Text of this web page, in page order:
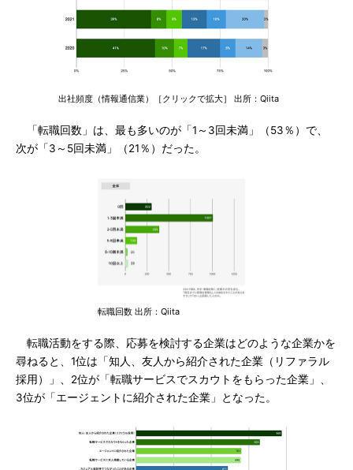
出社頻度（情報通信業）［クリックで拡大］ 出所：Qiita
「転職回数」は、最も多いのが「1～3回未満」（53％）で、
次が「3～5回未満」（21％）だった。
転職回数 出所：Qiita
転職活動をする際、応募を検討する企業はどのような企業かを
尋ねると、1位は「知人、友人から紹介された企業（リファラル
採用）」、2位が「転職サービスでスカウトをもらった企業」、
3位が「エージェントに紹介された企業」となった。